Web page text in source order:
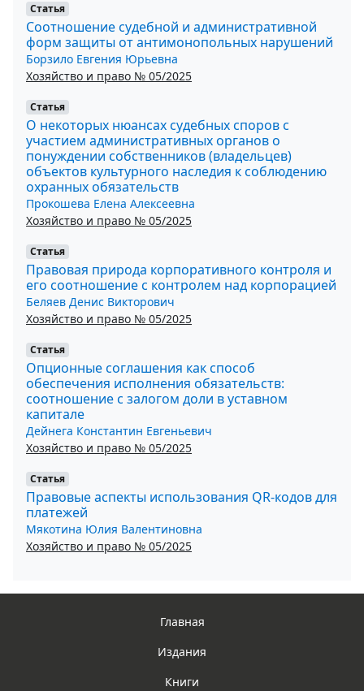
Статья
Соотношение судебной и административной
форм защиты от антимонопольных нарушений
Борзило Евгения Юрьевна
Хозяйство и право № 05/2025
Статья
О некоторых нюансах судебных споров с
участием административных органов о
понуждении собственников (владельцев)
объектов культурного наследия к соблюдению
охранных обязательств
Прокошева Елена Алексеевна
Хозяйство и право № 05/2025
Статья
Правовая природа корпоративного контроля и
его соотношение с контролем над корпорацией
Беляев Денис Викторович
Хозяйство и право № 05/2025
Статья
Опционные соглашения как способ
обеспечения исполнения обязательств:
соотношение с залогом доли в уставном
капитале
Дейнега Константин Евгеньевич
Хозяйство и право № 05/2025
Статья
Правовые аспекты использования QR-кодов для
платежей
Мякотина Юлия Валентиновна
Хозяйство и право № 05/2025
Главная
Издания
Книги